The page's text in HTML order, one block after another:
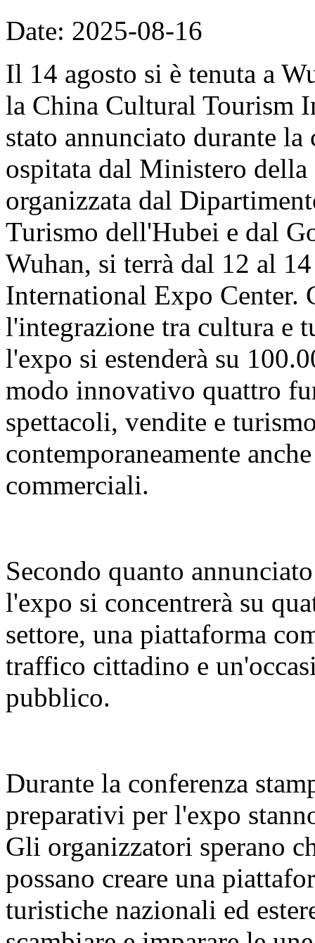
Date: 2025-08-16
Il 14 agosto si è tenuta a
la China Cultural Tourism
stato annunciato durante
ospitata dal Ministero
organizzata dal
Turismo dell'Hubei e dal
Wuhan, si terrà dal 12 al
International Expo
l'integrazione tra cultura e
l'expo si estenderà su
modo innovativo quattro
spettacoli, vendite e
contemporaneamente
commerciali.
Secondo quanto
l'expo si concentrerà su
settore, una piattaforma
traffico cittadino e
pubblico.
Durante la conferenza
preparativi per l'expo
Gli organizzatori sperano
possano creare una
turistiche nazionali ed